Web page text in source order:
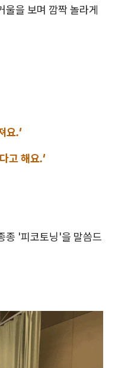
울을 보며 깜짝 놀라게
요.'
고 해요.'
종 '피코토닝'을 말씀드